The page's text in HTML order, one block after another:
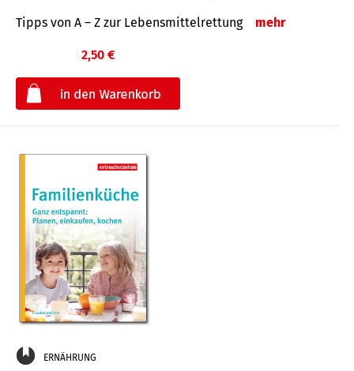
Tipps von A – Z zur Lebensmittelrettung mehr
2,50 €
ERNÄHRUNG